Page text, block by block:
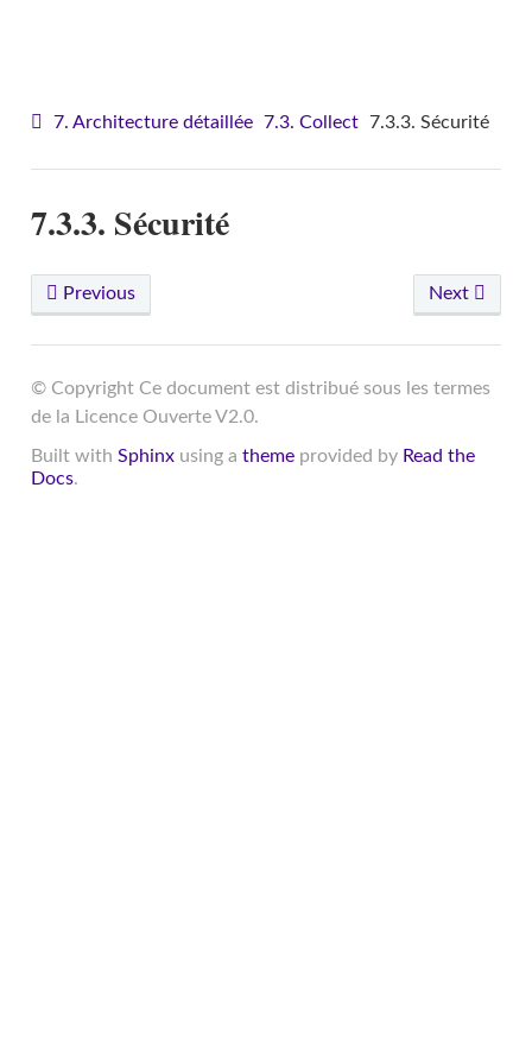
7. Architecture détaillée 7.3. Collect 7.3.3. Sécurité
7.3.3. Sécurité
Previous Next
© Copyright Ce document est distribué sous les termes
de la Licence Ouverte V2.0.
Built with Sphinxusing a themeprovided by Read the
Docs.